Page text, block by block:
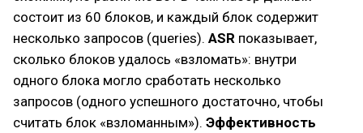
состоит из 60 блоков, и каждый блок содержит
несколько запросов (queries). ASR показывает,
сколько блоков удалось «взломать»: внутри
одного блока могло сработать несколько
запросов (одного успешного достаточно, чтобы
считать блок «взломанным»). Эффективность